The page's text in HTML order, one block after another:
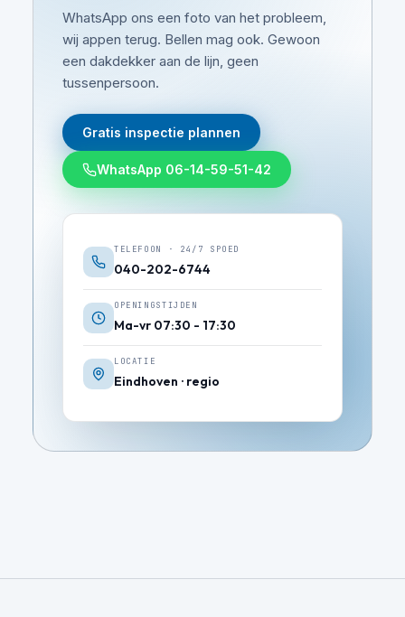
WhatsApp ons een foto van het probleem,
wij appen terug. Bellen mag ook. Gewoon
een dakdekker aan de lijn, geen
tussenpersoon.
Gratis inspectie plannen
WhatsApp 06-14-59-51-42
TELEFOON · 24/7 SPOED
040-202-6744
OPENINGSTIJDEN
Ma-vr 07:30 - 17:30
LOCATIE
Eindhoven · regio